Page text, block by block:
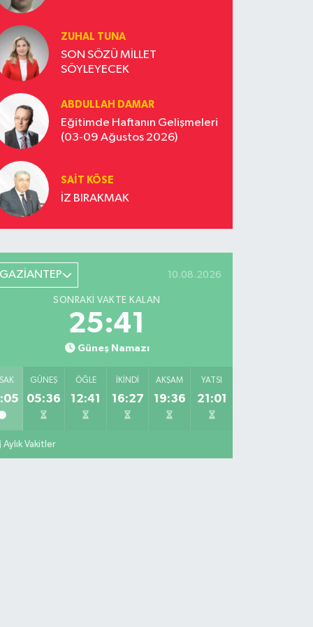
ZUHAL TUNA
SON SÖZÜ MİLLET
SÖYLEYECEK
ABDULLAH DAMAR
Eğitimde Haftanın Gelişmeleri
(03-09 Ağustos 2026)
SAIT KÖSE
İZ BIRAKMAK
GAZİANTEP 10.08.2026
SONRAKI VAKTE KALAN
25:40
Güneş Namazı
GÜNEŞ
05:36
ÖĞLE
12:41
İKINDI
16:27
AKŞAM
19:36
YATSI
21:01
Aylık Vakitler